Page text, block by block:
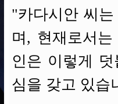
"카다시안 씨
며, 현재로서
인은 이렇게
심을 갖고 있습